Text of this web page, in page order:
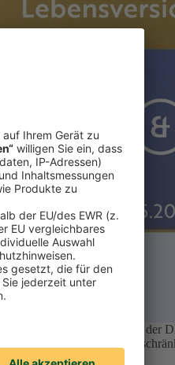
beruflichen Tätigkeit